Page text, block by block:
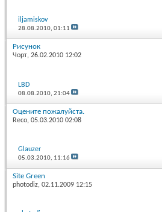
iljamiskov
28.08.2010,01:11
Рисунок
Чорт, 26.02.2010 12:02
LBD
08.08.2010,21:04
Оцените пожалуйста.
Reco, 05.03.2010 02:08
Glauzer
05.03.2010, 11:16
Site Green
photodiz, 02.11.2009 12:15